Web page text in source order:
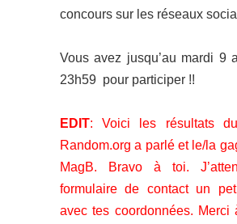
concours sur les réseaux
Vous avez jusqu’au mardi 9
23h59 pour participer !!
EDIT: Voici les résultats
Random.org a parlé et le/la
MagB. Bravo à toi.
formulaire de contact un
avec tes coordonnées. Merci